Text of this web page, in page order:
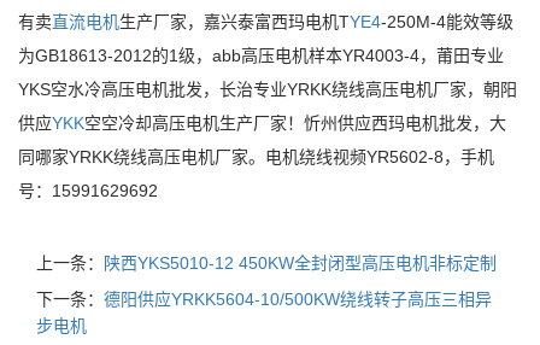
有卖直流电机生产厂家，嘉兴泰富西玛电机TYE4-250M-4能效等级
为GB18613-2012的1级，abb高压电机样本YR4003-4，莆田专业
YKS空水冷高压电机批发，长治专业YRKK绕线高压电机厂家，朝阳
供应YKK空空冷却高压电机生产厂家！忻州供应西玛电机批发，大
同哪家YRKK绕线高压电机厂家。电机绕线视频YR5602-8，手机
号：15991629692
上一条：
陕西YKS5010-12 450KW全封闭型高压电机非标定制
下一条： 德阳供应YRKK5604-10/500KW绕线转子高压三相异
步电机